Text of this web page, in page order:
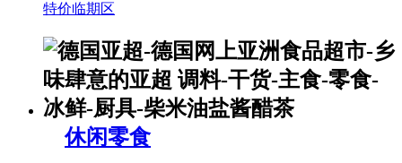
特价临期区
休闲零食